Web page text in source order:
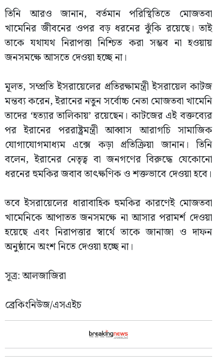
তিনি আরও জানান, বর্তমান পরিস্থিতিতে মোজতবা
খামেনির জীবনের ওপর বড় ধরনের ঝুঁকি রয়েছে। তাই
তাকে যথাযথ নিরাপত্তা নিশ্চিত করা সম্ভব না হওয়ায়
জনসমক্ষে আসতে দেওয়া হচ্ছে না।
মূলত, সম্প্রতি ইসরায়েলের প্রতিরক্ষামন্ত্রী ইসরায়েল কাটজ
মন্তব্য করেন, ইরানের নতুন সর্বোচ্চ নেতা মোজতবা খামেনি
তাদের ‘হত্যার তালিকায়’ রয়েছেন। কাটজের এই বক্তব্যের
পর ইরানের পররাষ্ট্রমন্ত্রী আব্বাস আরাগচি সামাজিক
যোগাযোগমাধ্যম এক্সে কড়া প্রতিক্রিয়া জানান। তিনি
বলেন, ইরানের নেতৃত্ব বা জনগণের বিরুদ্ধে যেকোনো
ধরনের হুমকির জবাব তাৎক্ষণিক ও শক্তভাবে দেওয়া হবে।
তবে ইসরায়েলের ধারাবাহিক হুমকির কারণেই মোজতবা
খামেনিকে আপাতত জনসমক্ষে না আসার পরামর্শ দেওয়া
হয়েছে এবং নিরাপত্তার স্বার্থে তাকে জানাজা ও দাফন
অনুষ্ঠানে অংশ নিতে দেওয়া হচ্ছে না।
সূত্র: আলজাজিরা
ব্রেকিংনিউজ/এসএইচ